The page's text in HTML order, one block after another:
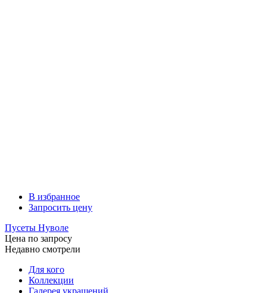
В избранное
Запросить цену
Пусеты Нуволе
Цена по запросу
Недавно смотрели
Для кого
Коллекции